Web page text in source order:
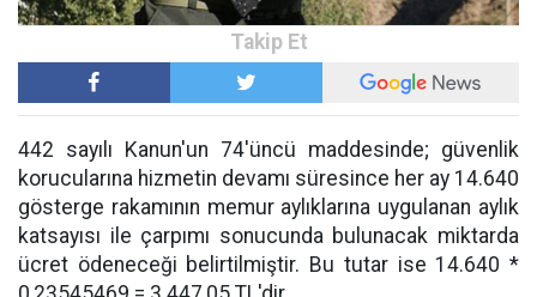
442 sayılı Kanun'un 74'üncü maddesinde; güvenlik
korucularına hizmetin devamı süresince her ay 14.640
gösterge rakamının memur aylıklarına uygulanan aylık
katsayısı ile çarpımı sonucunda bulunacak miktarda
ücret ödeneceği belirtilmiştir. Bu tutar ise 14.640 *